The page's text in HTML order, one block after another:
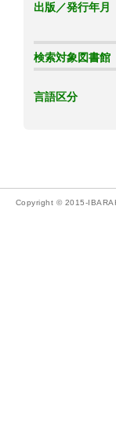
出版／発行年月
検索対象図書館
言語区分
Copyright © 2015-